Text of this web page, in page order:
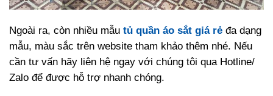
Ngoài ra, còn nhiều mẫu tủ quần áo sắt giá rẻ đa dạng
mẫu, màu sắc trên website tham khảo thêm nhé. Nếu
cần tư vấn hãy liên hệ ngay với chúng tôi qua Hotline/
Zalo để được hỗ trợ nhanh chóng.